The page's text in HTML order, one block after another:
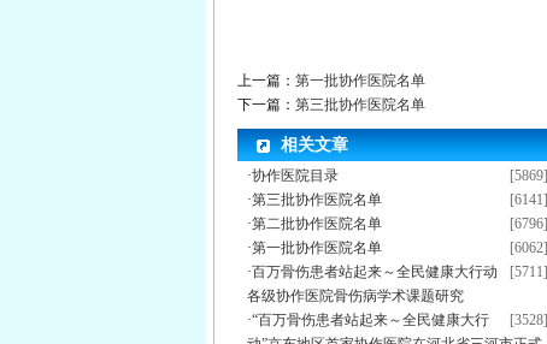
上一篇： 第一批协作医院名单
下一篇： 第三批协作医院名单
相关文章
[5869]
·协作医院目录
[6141]
·第三批协作医院名单
[6796]
·第二批协作医院名单
[6062]
·第一批协作医院名单
[5711]
·百万骨伤患者站起来～全民健康大行动
各级协作医院骨伤病学术课题研究
[3528]
·“百万骨伤患者站起来～全民健康大行